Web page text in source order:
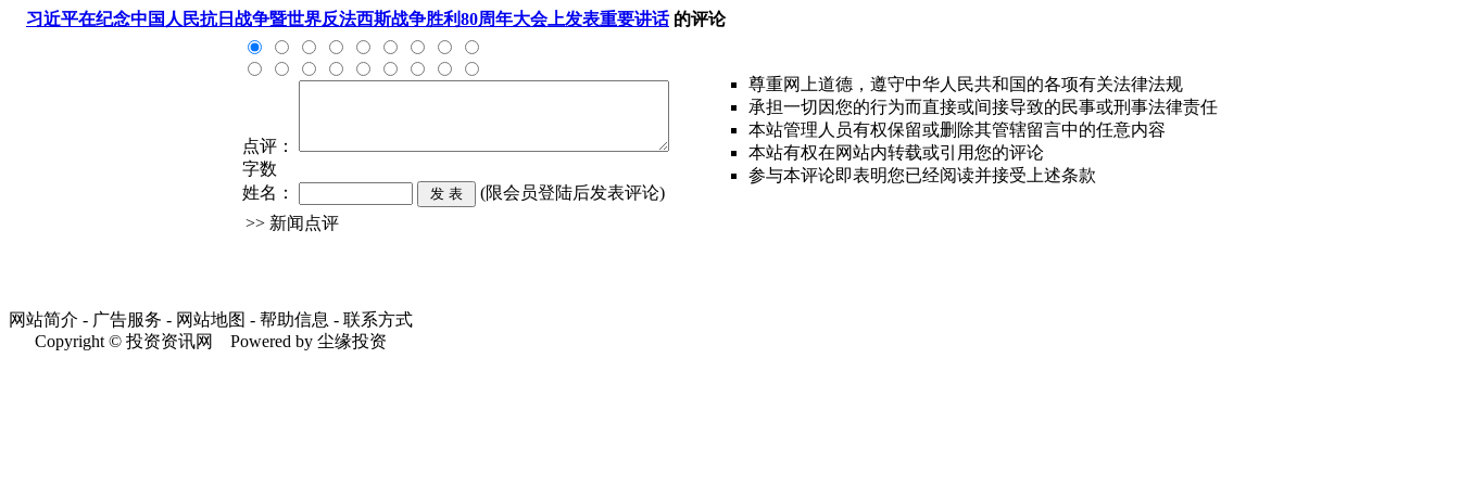
习近平在纪念中国人民抗日战争暨世界反法西斯战争胜利80周年大会上发表重要讲话 的评论
点评：
字数
姓名：
(限会员登陆后发表评论)
尊重网上道德，遵守中华人民共和国的各项有关法律法规
承担一切因您的行为而直接或间接导致的民事或刑事法律责任
本站管理人员有权保留或删除其管辖留言中的任意内容
本站有权在网站内转载或引用您的评论
参与本评论即表明您已经阅读并接受上述条款
>> 新闻点评
网站简介 - 广告服务 - 网站地图 - 帮助信息 - 联系方式
Copyright © 投资资讯网 Powered by 尘缘投资